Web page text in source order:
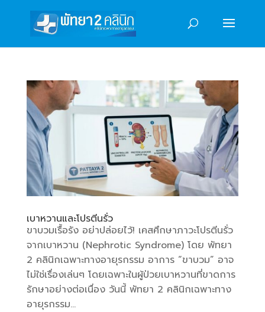
เบาหวานและโปรตีนรั่ว
ขาบวมเรื้อรัง อย่าปล่อยไว้! เคสศึกษาภาวะโปรตีนรั่ว
จากเบาหวาน (Nephrotic Syndrome) โดย พัทยา
2 คลินิกเฉพาะทางอายุรกรรม อาการ “ขาบวม” อาจ
ไม่ใช่เรื่องเล่นๆ โดยเฉพาะในผู้ป่วยเบาหวานที่ขาดการ
รักษาอย่างต่อเนื่อง วันนี้ พัทยา 2 คลินิกเฉพาะทาง
อายุรกรรม...